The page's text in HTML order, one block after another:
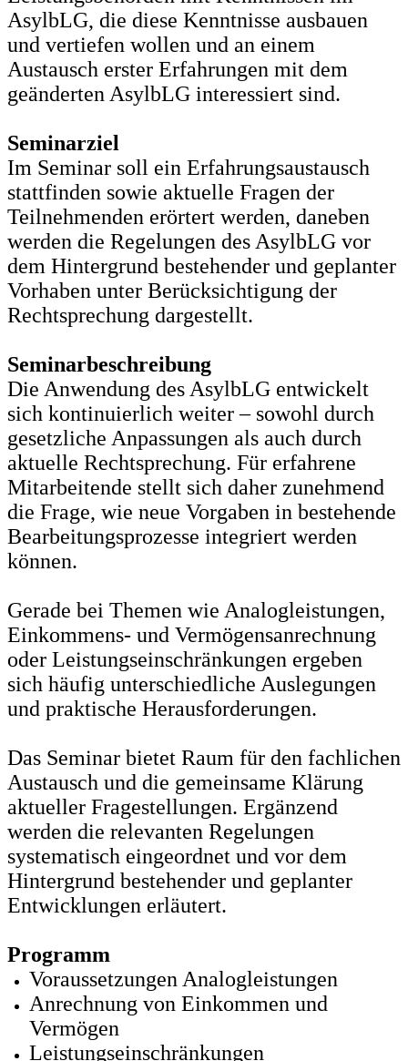
AsylbLG, die diese Kenntnisse ausbauen
und vertiefen wollen und an einem
Austausch erster Erfahrungen mit dem
geänderten AsylbLG interessiert sind.
Seminarziel
Im Seminar soll ein Erfahrungsaustausch
stattfinden sowie aktuelle Fragen der
Teilnehmenden erörtert werden, daneben
werden die Regelungen des AsylbLG vor
dem Hintergrund bestehender und geplanter
Vorhaben unter Berücksichtigung der
Rechtsprechung dargestellt.
Seminarbeschreibung
Die Anwendung des AsylbLG entwickelt
sich kontinuierlich weiter – sowohl durch
gesetzliche Anpassungen als auch durch
aktuelle Rechtsprechung. Für erfahrene
Mitarbeitende stellt sich daher zunehmend
die Frage, wie neue Vorgaben in bestehende
Bearbeitungsprozesse integriert werden
können.
Gerade bei Themen wie Analogleistungen,
Einkommens- und Vermögensanrechnung
oder Leistungseinschränkungen ergeben
sich häufig unterschiedliche Auslegungen
und praktische Herausforderungen.
Das Seminar bietet Raum für den fachlichen
Austausch und die gemeinsame Klärung
aktueller Fragestellungen. Ergänzend
werden die relevanten Regelungen
systematisch eingeordnet und vor dem
Hintergrund bestehender und geplanter
Entwicklungen erläutert.
Programm
Voraussetzungen Analogleistungen
Anrechnung von Einkommen und
Vermögen
Leistungseinschränkungen